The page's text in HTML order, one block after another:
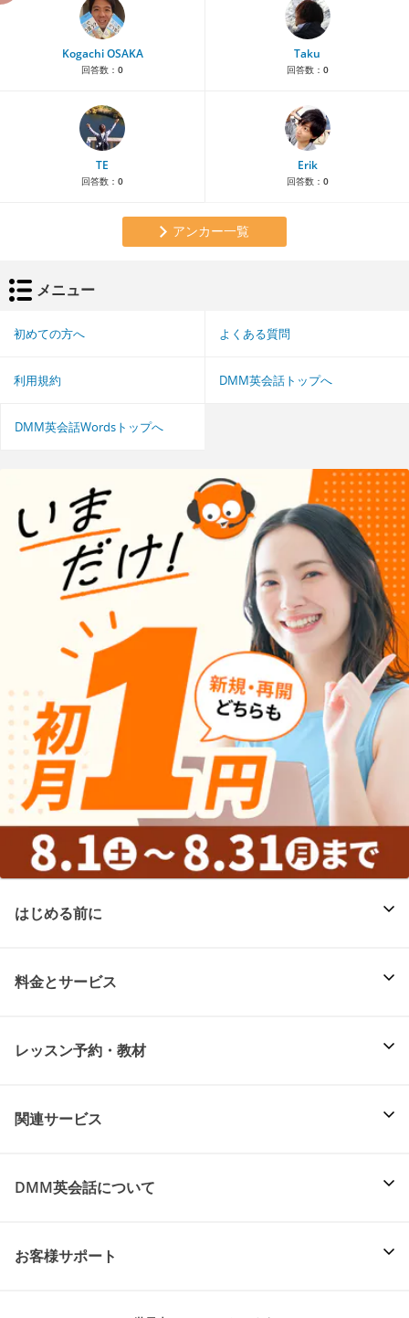
Kogachi OSAKA
回答数： 0
Taku
回答数： 0
TE
回答数： 0
Erik
回答数： 0
アンカー一覧
メニュー
初めての方へ よくある質問
利用規約 DMM英会話トップへ
DMM英会話Wordsトップへ
はじめる前に
料金とサービス
レッスン予約・教材
関連サービス
DMM英会話について
お客様サポート